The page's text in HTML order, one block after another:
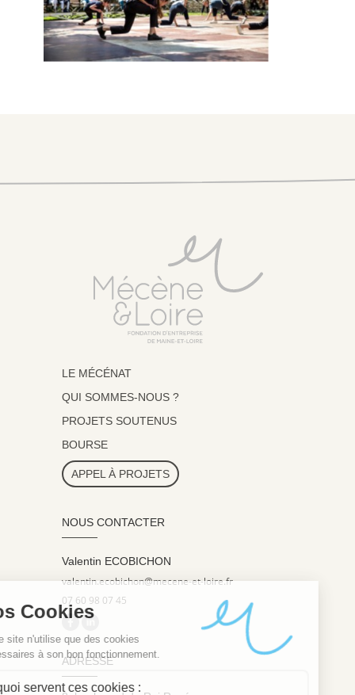
LE MÉCÉNAT
QUI SOMMES-NOUS ?
PROJETS SOUTENUS
BOURSE
APPEL À PROJETS
NOUS CONTACTER
Valentin ECOBICHON
valentin.ecobichon@mecene-et-loire.fr
07 60 98 07 45
ADRESSE